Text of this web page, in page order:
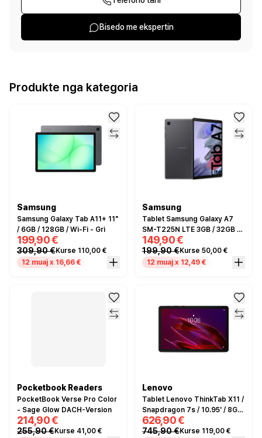
Bisedo me ekspertin
Produkte nga kategoria
Samsung
Samsung Galaxy Tab A11+ 11"
/ 6GB / 128GB / Wi-Fi - Gri
199,90 €
309,90 €Kurse 110,00 €
12 muaj x 16,66 €
Samsung
Tablet Samsung Galaxy A7
SM-T225N LTE 3GB / 32GB -
Gri
149,90 €
199,90 €Kurse 50,00 €
12 muaj x 12,49 €
Pocketbook Readers
PocketBook Verse Pro Color
- Sage Glow DACH-Version
214,90 €
255,90 €Kurse 41,00 €
Lenovo
Tablet Lenovo ThinkTab X11 /
Snapdragon 7s / 10.95' / 8GB
/ 256GB - Zezë
626,90 €
745,90 €Kurse 119,00 €